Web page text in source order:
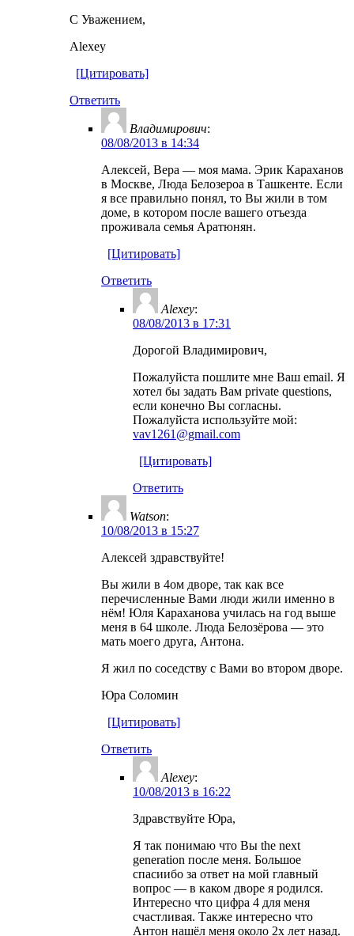
С Уважением,
Alexey
[Цитировать]
Ответить
Владимирович:
08/08/2013 в 14:34
Алексей, Вера — моя мама. Эрик Караханов
в Москве, Люда Белозероа в Ташкенте. Если
я все правильно понял, то Вы жили в том
доме, в котором после вашего отъезда
проживала семья Аратюнян.
[Цитировать]
Ответить
Alexey:
08/08/2013 в 17:31
Дорогой Владимирович,
Пожалуйста пошлите мне Ваш email. Я
хотел бы задать Вам private questions,
если конечно Вы согласны.
Пожалуйста используйте мой:
vav1261@gmail.com
[Цитировать]
Ответить
Watson:
10/08/2013 в 15:27
Алексей здравствуйте!
Вы жили в 4ом дворе, так как все
перечисленные Вами люди жили именно в
нём! Юля Караханова училась на год выше
меня в 64 школе. Люда Белозёрова — это
мать моего друга, Антона.
Я жил по соседству с Вами во втором дворе.
Юра Соломин
[Цитировать]
Ответить
Alexey:
10/08/2013 в 16:22
Здравствуйте Юра,
Я так понимаю что Вы the next
generation после меня. Большое
спасиибо за ответ на мой главный
вопрос — в каком дворе я родился.
Интересно что цифра 4 для меня
счастливая. Также интересно что
Антон нашёл меня около 2х лет назад.